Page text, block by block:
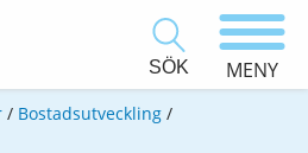
SÖK MENY
/ Bostadsutveckling /